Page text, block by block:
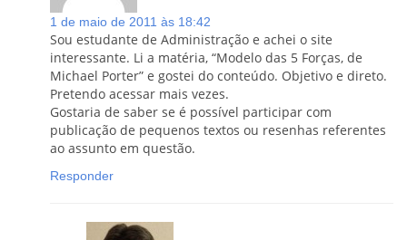
1 de maio de 2011 às 18:42
Sou estudante de Administração e achei o site
interessante. Li a matéria, “Modelo das 5 Forças, de
Michael Porter” e gostei do conteúdo. Objetivo e direto.
Pretendo acessar mais vezes.
Gostaria de saber se é possível participar com
publicação de pequenos textos ou resenhas referentes
ao assunto em questão.
Responder